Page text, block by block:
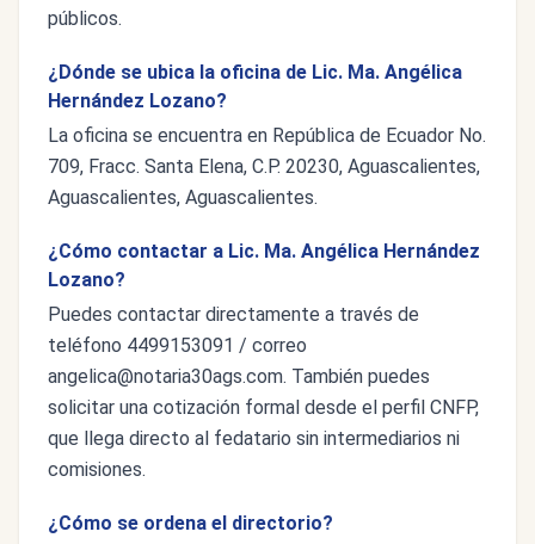
públicos.
¿Dónde se ubica la oficina de Lic. Ma. Angélica
Hernández Lozano?
La oficina se encuentra en República de Ecuador No.
709, Fracc. Santa Elena, C.P. 20230, Aguascalientes,
Aguascalientes, Aguascalientes.
¿Cómo contactar a Lic. Ma. Angélica Hernández
Lozano?
Puedes contactar directamente a través de
teléfono 4499153091 / correo
angelica@notaria30ags.com. También puedes
solicitar una cotización formal desde el perfil CNFP,
que llega directo al fedatario sin intermediarios ni
comisiones.
¿Cómo se ordena el directorio?